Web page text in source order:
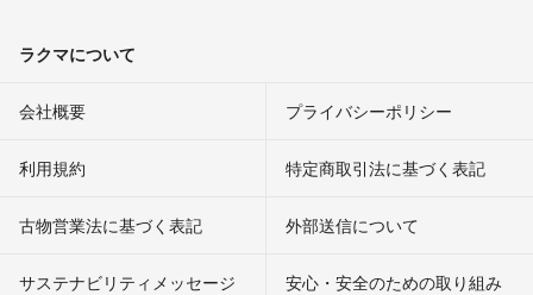
ラクマについて
会社概要 プライバシーポリシー
利用規約 特定商取引法に基づく表記
古物営業法に基づく表記 外部送信について
サステナビリティメッセージ 安心・安全のための取り組み